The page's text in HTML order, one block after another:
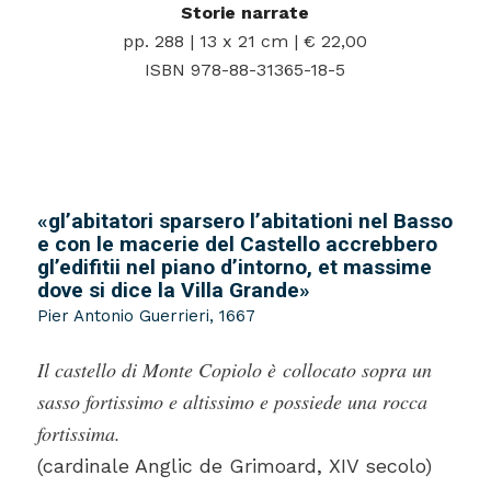
Storie narrate
pp. 288 | 13 x 21 cm | € 22,00
ISBN 978-88-31365-18-5
«gl’abitatori sparsero l’abitationi nel Basso
e con le macerie del Castello accrebbero
gl’edifitii nel piano d’intorno, et massime
dove si dice la Villa Grande»
Pier Antonio Guerrieri, 1667
Il castello di Monte Copiolo è collocato sopra un
sasso fortissimo e altissimo e possiede una rocca
fortissima.
(cardinale Anglic de Grimoard, XIV secolo)